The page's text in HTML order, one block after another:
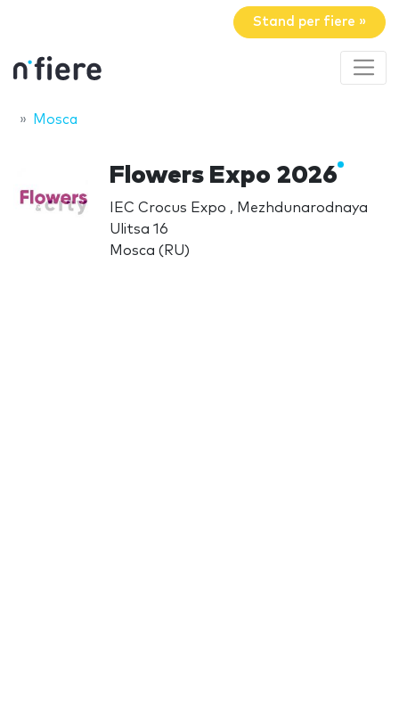
Stand per fiere »
Mosca
Flowers Expo 2026
IEC Crocus Expo , Mezhdunarodnaya
Ulitsa 16
Mosca (RU)